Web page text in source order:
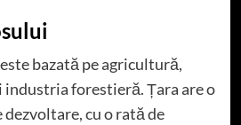
bazată pe agricultură,
forestieră. Țara are o
dezvoltare, cu o rată de